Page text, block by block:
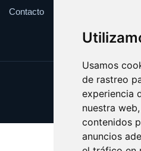
Usamos
de rastreo
experiencia
nuestra
contenidos
anuncios
Contacto
Update
Copyright ©